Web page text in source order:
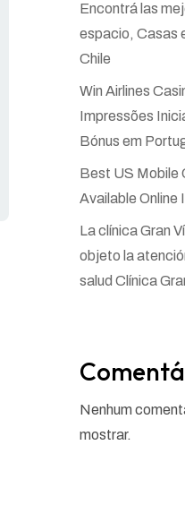
Encontrá las
espacio, Casas
Chile
Win Airlines
Impressões
Bónus em
Best US Mobile
Available Online
La clínica Gran
objeto la
salud Clínica
Nenhum
mostrar.